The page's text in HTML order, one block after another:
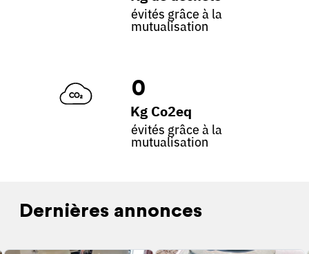
évités grâce à la
mutualisation
0
Kg Co2eq
évités grâce à la
mutualisation
Dernières annonces